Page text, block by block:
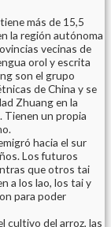
más de 15,5
la región autónoma
vecinas de
orol y escrita
son el grupo
de China y se
Zhuang en la
Tienen un propia
hacia el sur
Los futuros
que otros tai
a los lao, los tai y
para poder
cultivo del arroz, las